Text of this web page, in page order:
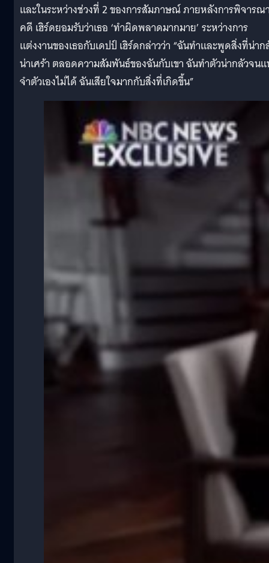
และในระหว่างช่วงที่ 2 ของการสัมภาษณ์ ภายหลังการพิจารณ
คดี เฮิร์ดยอมรับว่าเธอ ‘ทำผิดพลาดมากมาย’ ระหว่างการ
แต่งงานของเธอกับเดปป์ เฮิร์ดกล่าวว่า “ฉันทำและพูดสิ่งที่น่าก
น่าเศร้า ตลอดความสัมพันธ์ของฉันกับเขา ฉันทำตัวน่ากลัวจน
จำตัวเองไม่ได้ ฉันเสียใจมากกับสิ่งที่เกิดขึ้น”